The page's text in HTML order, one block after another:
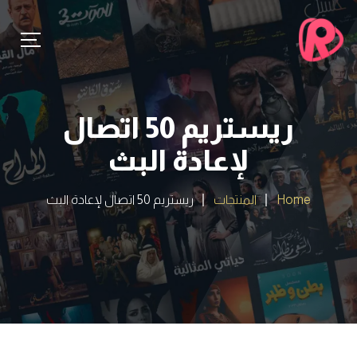
ريستريم 50 اتصال
لإعادة البث
Home المنتجات ريستريم 50 اتصال لإعادة البث